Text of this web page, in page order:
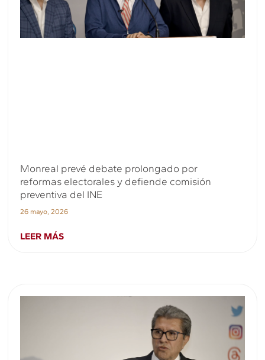
Monreal prevé debate prolongado por
reformas electorales y defiende comisión
preventiva del INE
26 mayo, 2026
LEER MÁS